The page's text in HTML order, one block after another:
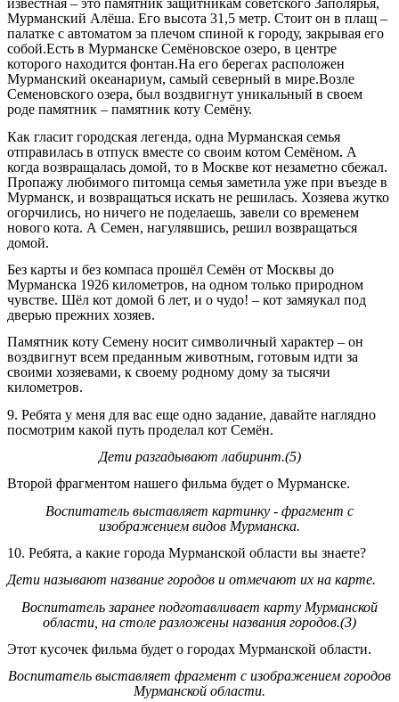
известная – это памятник защитникам советского Заполярья,
Мурманский Алёша. Его высота 31,5 метр. Стоит он в плащ –
палатке с автоматом за плечом спиной к городу, закрывая его
собой.Есть в Мурманске Семёновское озеро, в центре
которого находится фонтан.На его берегах расположен
Мурманский океанариум, самый северный в мире.Возле
Семеновского озера, был воздвигнут уникальный в своем
роде памятник – памятник коту Семёну.
Как гласит городская легенда, одна Мурманская семья
отправилась в отпуск вместе со своим котом Семёном. А
когда возвращалась домой, то в Москве кот незаметно сбежал.
Пропажу любимого питомца семья заметила уже при въезде в
Мурманск, и возвращаться искать не решилась. Хозяева жутко
огорчились, но ничего не поделаешь, завели со временем
нового кота. А Семен, нагулявшись, решил возвращаться
домой.
Без карты и без компаса прошёл Семён от Москвы до
Мурманска 1926 километров, на одном только природном
чувстве. Шёл кот домой 6 лет, и о чудо! – кот замяукал под
дверью прежних хозяев.
Памятник коту Семену носит символичный характер – он
воздвигнут всем преданным животным, готовым идти за
своими хозяевами, к своему родному дому за тысячи
километров.
9. Ребята у меня для вас еще одно задание, давайте наглядно
посмотрим какой путь проделал кот Семён.
Дети разгадывают лабиринт.(5)
Второй фрагментом нашего фильма будет о Мурманске.
Воспитатель выставляет картинку - фрагмент с
изображением видов Мурманска.
10. Ребята, а какие города Мурманской области вы знаете?
Дети называют название городов и отмечают их на карте.
Воспитатель заранее подготавливает карту Мурманской
области, на столе разложены названия городов.(3)
Этот кусочек фильма будет о городах Мурманской области.
Воспитатель выставляет фрагмент с изображением городов
Мурманской области.